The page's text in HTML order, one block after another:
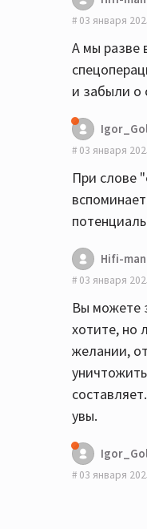
03 января
А мы разве
и забыли о
03 января
При слове
Hifi-man
03 января
Вы можете
хотите, но
желании,
увы.
03 января